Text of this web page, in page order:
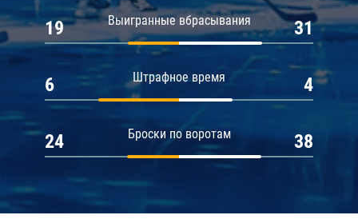
Выигранные вбрасывания
19 31
Штрафное время
6 4
Броски по воротам
24 38